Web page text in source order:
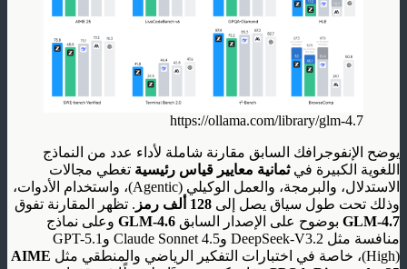
https://ollama.com/library/glm-4.7
يوضح الإنفوجرافك السابق مقارنة شاملة لأداء عدد من النماذج
اللغوية الكبيرة فيثمانية معايير قياس رئيسية تغطي مجالات
الاستدلال، والبرمجة، والعمل الوكيلي (Agentic)، واستخدام الأدوات،
وذلك تحت طول سياق يصل إلى 128 ألف رمز
. تظهر المقارنة تفوق
GLM-4.7 بوضوح على الإصدار السابق GLM-4.6 وعلى نماذج
منافسة مثل DeepSeek-V3.2 وClaude Sonnet 4.5 وGPT-5.1
(High)، خاصة في اختبارات التفكير الرياضي والمنطقي مثل
AIME